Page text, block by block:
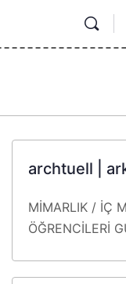
archtuell |
MİMARLIK / İÇ
ÖĞRENCİLERİ